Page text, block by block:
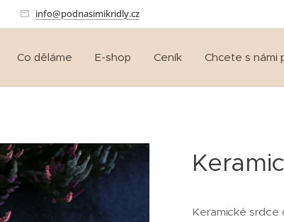
info@podnasimikridly.cz
Co děláme E-shop Ceník Chcete s námi
Keramické srdce